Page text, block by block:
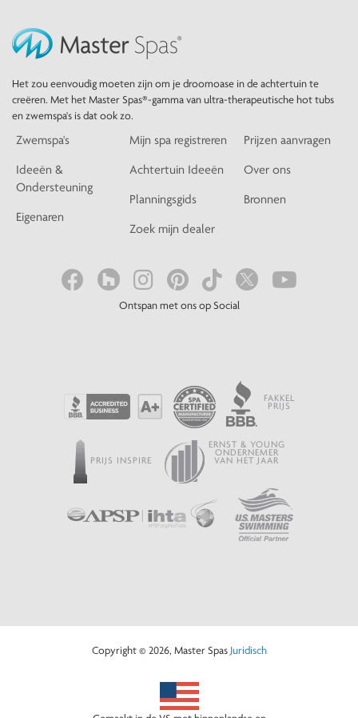
Het zou eenvoudig moeten zijn om je droomoase in de achtertuin te
creëren. Met het Master Spas®-gamma van ultra-therapeutische hot tubs
en zwemspa's is dat ook zo.
Zwemspa's
Ideeën &
Ondersteuning
Eigenaren
Mijn spa registreren
Achtertuin Ideeën
Planningsgids
Zoek mijn dealer
Prijzen aanvragen
Over ons
Bronnen
Ontspan met ons op Social
FAKKEL
PRIJS
PRIJS INSPIRE
ERNST & YOUNG
ONDERNEMER
VAN HET JAAR
Copyright © 2026, Master Spas Juridisch